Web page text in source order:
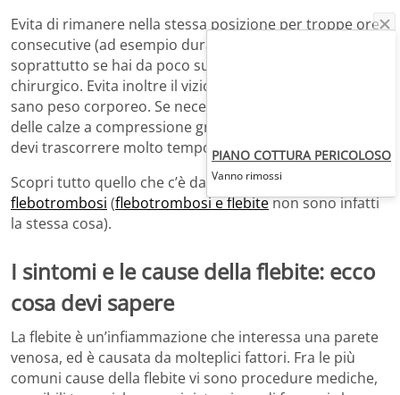
Evita di rimanere nella stessa posizione per troppe ore
consecutive (ad esempio durante i viaggi o a lavoro),
soprattutto se hai da poco subito un intervento
chirurgico. Evita inoltre il vizio del fumo e mantieni un
sano peso corporeo. Se necessario, prova a indossare
delle calze a compressione graduata, specialmente se
devi trascorrere molto tempo nella stessa posizione.
Scopri tutto quello che c’è da sapere sulla
flebotrombosi (flebotrombosi e flebitenon sono infatti
la stessa cosa).
I sintomi e le cause della flebite: ecco
cosa devi sapere
La flebite è un’infiammazione che interessa una parete
venosa, ed è causata da molteplici fattori. Fra le più
comuni cause della flebite vi sono procedure mediche,
PIANO COTTURA PERICOLOSO
Vanno rimossi